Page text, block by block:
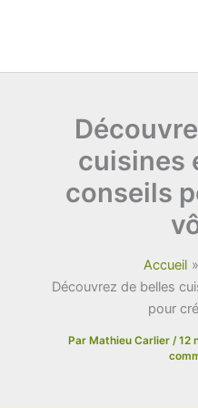
cuisines
conseils
Accueil
Découvrez de belles
pour
Par Mathieu Carlier /12